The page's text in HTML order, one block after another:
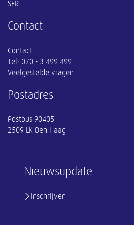
Nieuwsupdate
Inschrijven
SER
Contact
Contact
Tel: 070 - 3 499 499
Veelgestelde vragen
Postadres
Postbus 90405
2509 LK Den Haag